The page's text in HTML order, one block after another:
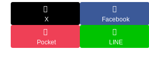
X Facebook
Pocket LINE